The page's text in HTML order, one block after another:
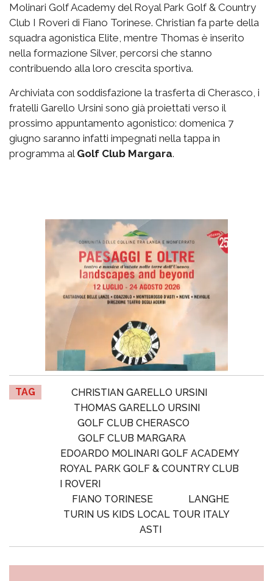
Molinari Golf Academy del Royal Park Golf & Country
Club I Roveri di Fiano Torinese. Christian fa parte della
squadra agonistica Elite, mentre Thomas è inserito
nella formazione Silver, percorsi che stanno
contribuendo alla loro crescita sportiva.
Archiviata con soddisfazione la trasferta di Cherasco, i
fratelli Garello Ursini sono già proiettati verso il
prossimo appuntamento agonistico: domenica 7
giugno saranno infatti impegnati nella tappa in
programma al Golf Club Margara.
TAG
CHRISTIAN GARELLO URSINI
THOMAS GARELLO URSINI
GOLF CLUB CHERASCO
GOLF CLUB MARGARA
EDOARDO MOLINARI GOLF ACADEMY
ROYAL PARK GOLF & COUNTRY CLUB
I ROVERI
FIANO TORINESE
LANGHE
TURIN US KIDS LOCAL TOUR ITALY
ASTI